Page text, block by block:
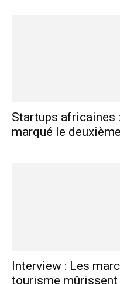
Startups africaines
marqué le
Interview : Les
tourisme mûrissent